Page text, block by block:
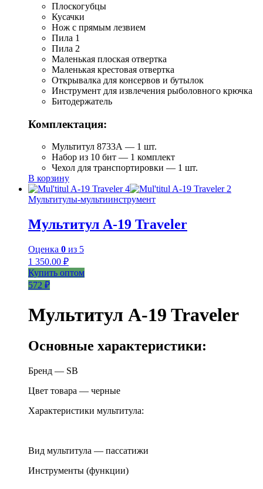
Плоскогубцы
Кусачки
Нож с прямым лезвием
Пила 1
Пила 2
Маленькая плоская отвертка
Маленькая крестовая отвертка
Открывалка для консервов и бутылок
Инструмент для извлечения рыболовного крючка
Битодержатель
Комплектация:
Мультитул 8733А — 1 шт.
Набор из 10 бит — 1 комплект
Чехол для транспортировки — 1 шт.
В корзину
Мультитулы-мультиинструмент
Мультитул A-19 Traveler
Оценка 0 из 5
1 350.00 ₽
Купить оптом
572 ₽
Мультитул A-19 Traveler
Основные характеристики:
Бренд — SB
Цвет товара — черные
Характеристики мультитула:
Вид мультитула — пассатижи
Инструменты (функции)